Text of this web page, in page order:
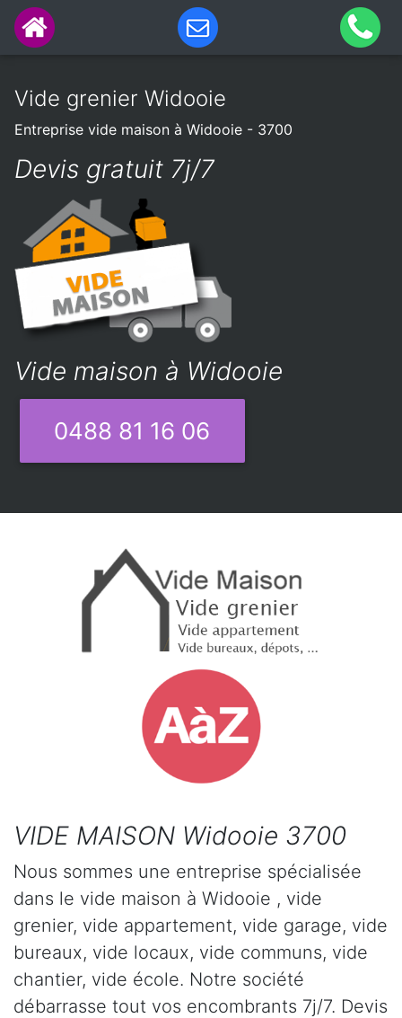
Vide grenier Widooie
Entreprise vide maison à Widooie - 3700
Devis gratuit 7j/7
Vide maison à Widooie
0488 81 16 06
VIDE MAISON Widooie 3700
Nous sommes une entreprise spécialisée
dans le vide maison à Widooie , vide
grenier, vide appartement, vide garage, vide
bureaux, vide locaux, vide communs, vide
chantier, vide école. Notre société
débarrasse tout vos encombrants 7j/7. Devis